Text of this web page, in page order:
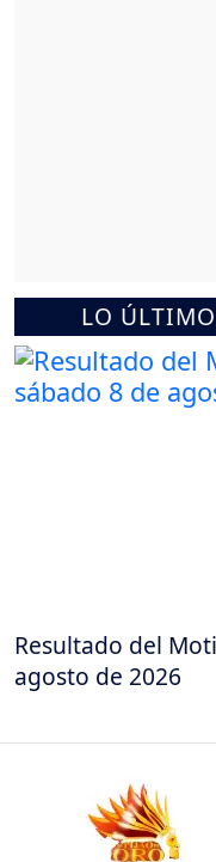
LO
Resultado del
agosto de 2026